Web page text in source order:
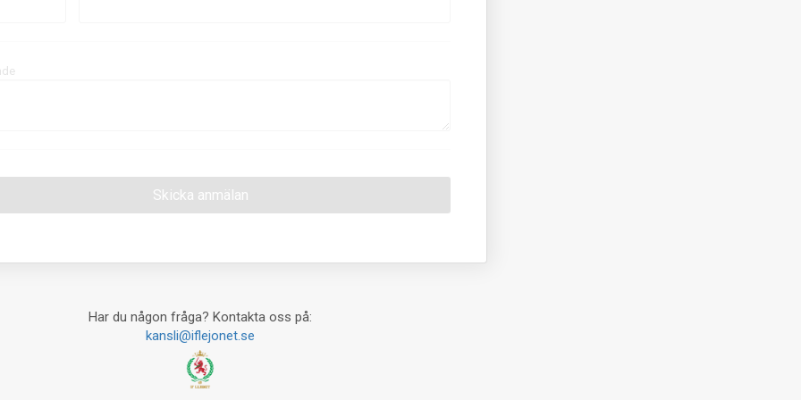
Har du någon fråga? Kontakta oss på:
kansli@iflejonet.se